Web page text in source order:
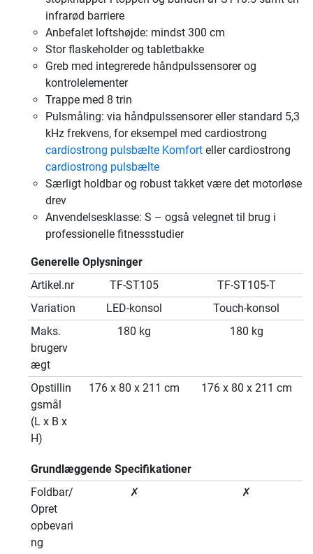
infrarød barriere
Anbefalet loftshøjde: mindst 300 cm
Stor flaskeholder og tabletbakke
Greb med integrerede håndpulssensorer og
kontrolelementer
Trappe med 8 trin
Pulsmåling: via håndpulssensorer eller standard 5,3
kHz frekvens, for eksempel med cardiostrong
cardiostrong pulsbælte Komfort eller cardiostrong
cardiostrong pulsbælte
Særligt holdbar og robust takket være det motorløse
drev
Anvendelsesklasse: S – også velegnet til brug i
professionelle fitnessstudier
Generelle Oplysninger
Artikel.nr
TF-ST105
TF-ST105-T
Variation
LED-konsol
Touch-konsol
Maks.
brugerv
ægt
180 kg 180 kg
Opstillin
gsmål
(L x B x
H)
176 x 80 x 211 cm 176 x 80 x 211 cm
Grundlæggende Specifikationer
Foldbar/
Opret
opbevari
ng
✗ ✗